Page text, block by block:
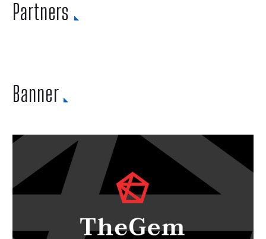
Partners
Banner